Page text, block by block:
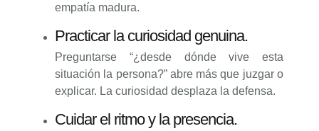
empatía madura.
Practicar la curiosidad genuina.
Preguntarse “¿desde dónde vive esta
situación la persona?” abre más que juzgar o
explicar. La curiosidad desplaza la defensa.
Cuidar el ritmo y la presencia.